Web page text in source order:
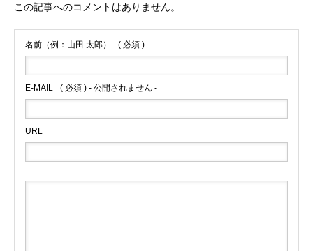
この記事へのコメントはありません。
名前（例：山田 太郎） ( 必須 )
E-MAIL ( 必須 ) - 公開されません -
URL